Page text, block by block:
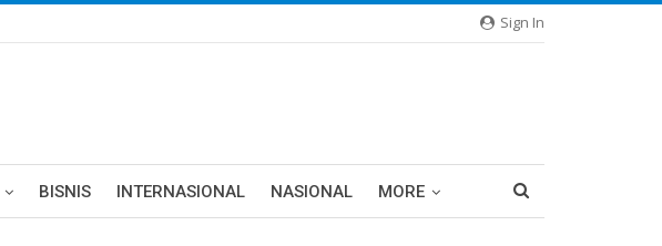
Sign In
BISNIS INTERNASIONAL NASIONAL MORE